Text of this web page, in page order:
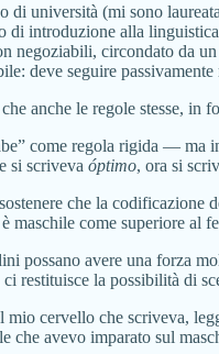
università (mi sono
introduzione alla
negoziabili, circondato da
deve seguire
anche le regole stesse, in
come regola rigida —
si scriveva óptimo, ora si
che la
maschile come superiore al
possano avere una forza
restituisce la possibilità di
cervello che scriveva,
avevo imparato sul